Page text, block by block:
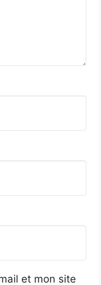
et mon site